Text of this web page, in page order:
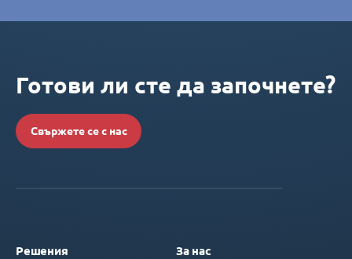
Готови ли сте да започнете?
Свържете се с нас
Решения За нас